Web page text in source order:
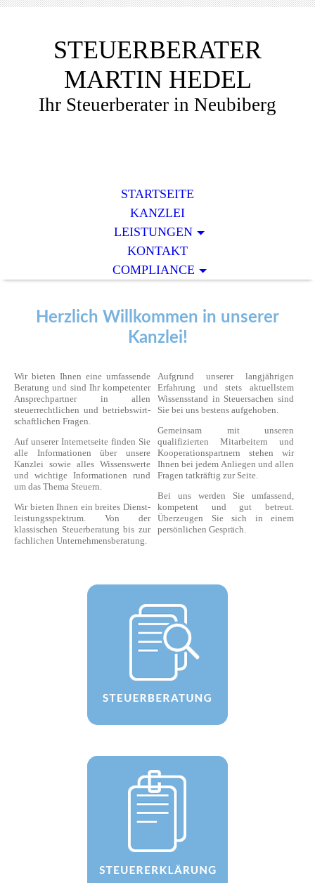
STEUERBERATER
MARTIN HEDEL
Ihr Steuerberater in Neubiberg
STARTSEITE
KANZLEI
LEISTUNGEN
KONTAKT
COMPLIANCE
Herzlich Willkommen in unserer
Kanzlei!
Wir bieten Ihnen eine umfassende
Beratung und sind Ihr kompetenter
Ansprechpartner in allen
steuerrechtlichen und be­­triebs­wirt­
schaft­lichen Fragen.
Auf unserer Internetseite finden Sie
alle Informationen über unsere
Kanzlei sowie alles Wissenswerte
und wichtige In­for­ma­tio­nen rund
um das Thema Steuern.
Wir bieten Ihnen ein breites Dienst­
leistungs­spektrum. Von der
klassischen Steuerberatung bis zur
fachlichen Un­ter­neh­mens­be­ra­tung.
Aufgrund unserer langjährigen
Erfahrung und stets ak­tu­ellstem
Wissensstand in Steuer­sachen sind
Sie bei uns bes­tens aufgehoben.
Gemeinsam mit unseren
qualifizierten Mitarbeitern und
Kooperationspartnern stehen wir
Ihnen bei jedem Anliegen und allen
Fragen tatkräftig zur Seite.
Bei uns werden Sie umfassend,
kompetent und gut betreut.
Überzeugen Sie sich in einem
persönlichen Gespräch.